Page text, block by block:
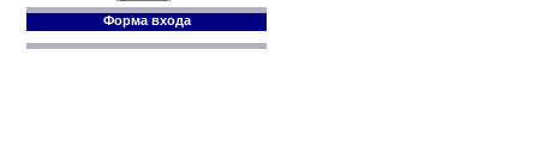
Форма входа